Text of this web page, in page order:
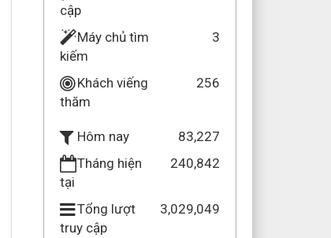
cập
Máy chủ tìm
kiếm
3
Khách viếng
thăm
256
Hôm nay
83,227
Tháng hiện
tại
240,842
Tổng lượt
truy cập
3,029,049